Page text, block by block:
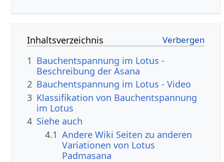
Inhaltsverzeichnis
1 Bauchentspannung im Lotus -
Beschreibung der Asana
2 Bauchentspannung im Lotus - Video
3 Klassifikation von Bauchentspannung
im Lotus
4 Siehe auch
4.1 Andere Wiki Seiten zu anderen
Variationen von Lotus
Padmasana